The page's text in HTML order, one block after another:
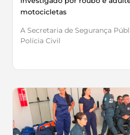
motocicletas
A Secretaria de Segurança
Polícia Civil